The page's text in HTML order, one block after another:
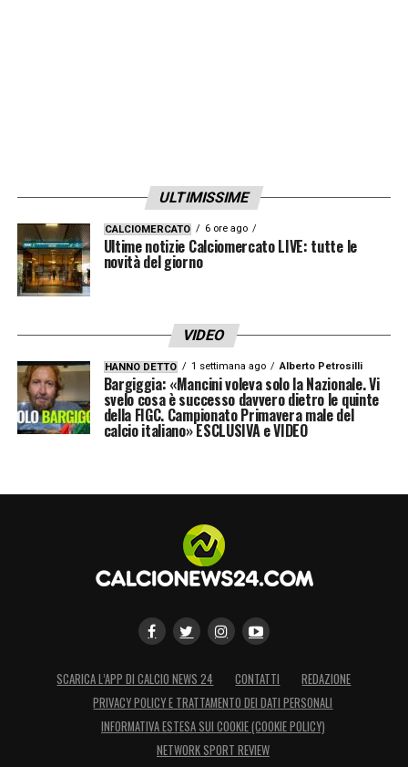
ULTIMISSIME
CALCIOMERCATO 6 ore ago
Ultime notizie Calciomercato LIVE: tutte le
novità del giorno
VIDEO
HANNO DETTO 1 settimana ago Alberto Petrosilli
Bargiggia: «Mancini voleva solo la Nazionale. Vi
svelo cosa è successo davvero dietro le quinte
della FIGC. Campionato Primavera male del
calcio italiano» ESCLUSIVA e VIDEO
SCARICA L’APP DI CALCIO NEWS 24 CONTATTI
REDAZIONE
PRIVACY POLICY E TRATTAMENTO DEI DATI PERSONALI
INFORMATIVA ESTESA SUI COOKIE (COOKIE POLICY)
NETWORK SPORT REVIEW